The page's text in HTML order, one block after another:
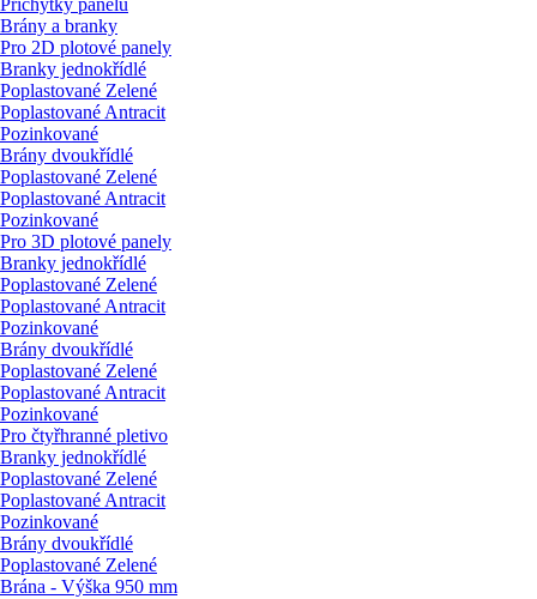
Příchytky panelu
Brány a branky
Pro 2D plotové panely
Branky jednokřídlé
Poplastované Zelené
Poplastované Antracit
Pozinkované
Brány dvoukřídlé
Poplastované Zelené
Poplastované Antracit
Pozinkované
Pro 3D plotové panely
Branky jednokřídlé
Poplastované Zelené
Poplastované Antracit
Pozinkované
Brány dvoukřídlé
Poplastované Zelené
Poplastované Antracit
Pozinkované
Pro čtyřhranné pletivo
Branky jednokřídlé
Poplastované Zelené
Poplastované Antracit
Pozinkované
Brány dvoukřídlé
Poplastované Zelené
Brána - Výška 950 mm